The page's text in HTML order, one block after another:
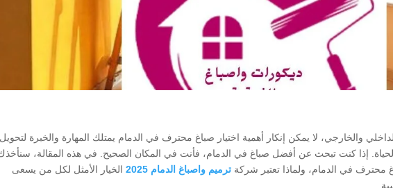
والخارجي، لا يمكن إنكار أهمية اختيار صباغ محترف في الدمام يمتلك المهارة والخبرة
إذا كنت تبحث عن أفضل صباغ في الدمام، فأنت في المكان الصحيح. في هذه المقالة،
محترف في الدمام، ولماذا تعتبر شركةترميم واصباغ الدمام 2025
الخيار الأمثل لكل من يسعى